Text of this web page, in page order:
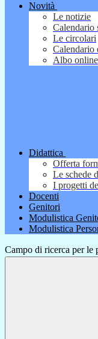
Novità
Le notizie
Calendario
Le circolari
Calendario
Albo online
Didattica
Offerta
Le schede
I progetti
Docenti
Genitori
Modulistica
Modulistica
Campo di ricerca per le